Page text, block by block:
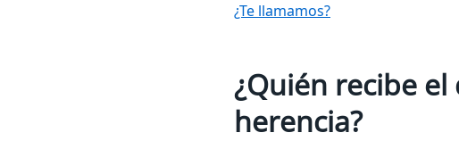
¿Te llamamos?
¿Quién recibe
herencia?